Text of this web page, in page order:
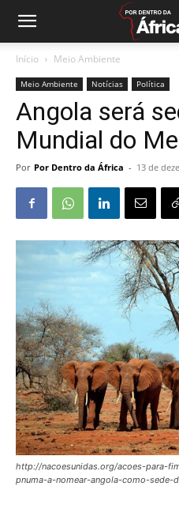
Início Meio Ambiente
Meio Ambiente Notícias Política
Angola será
Mundial do
Por Por Dentro da África - 13 de
http://nacoesunidas.org/acoes-para-
pnuma-a-nomear-angola-como-